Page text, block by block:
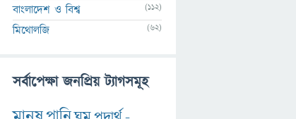
বাংলাদেশ ও বিশ্ব (112)
মিথোলজি (62)
সর্বাপেক্ষা জনপ্রিয় ট্যাগসমূহ